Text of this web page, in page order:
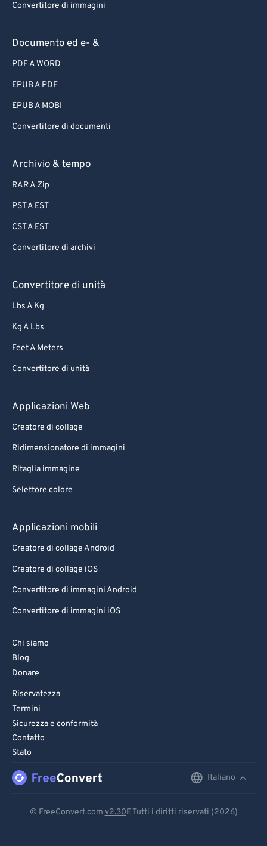
Convertitore di immagini
Documento ed e- &
PDF A WORD
EPUB A PDF
EPUB A MOBI
Convertitore di documenti
Archivio & tempo
RAR A Zip
PST A EST
CST A EST
Convertitore di archivi
Convertitore di unità
Lbs A Kg
Kg A Lbs
Feet A Meters
Convertitore di unità
Applicazioni Web
Creatore di collage
Ridimensionatore di immagini
Ritaglia immagine
Selettore colore
Applicazioni mobili
Creatore di collage Android
Creatore di collage iOS
Convertitore di immagini Android
Convertitore di immagini iOS
Chi siamo
Blog
Donare
Riservatezza
Termini
Sicurezza e conformità
Contatto
Stato
Italiano
© FreeConvert.com v2.30E Tutti i diritti riservati (2026)